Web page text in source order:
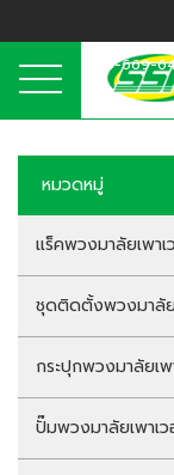
095-669-
หมวดหมู่
แร็คพวงมาลัยเพาเ
ชุดติดตั้งพวงมาลัย
กระปุกพวงมาลัยเ
ปั๊มพวงมาลัยเพาเว